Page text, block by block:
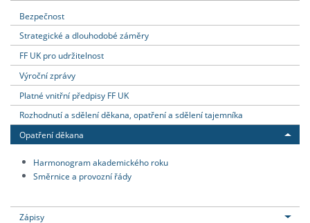
Bezpečnost
Strategické a dlouhodobé záměry
FF UK pro udržitelnost
Výroční zprávy
Platné vnitřní předpisy FF UK
Rozhodnutí a sdělení děkana, opatření a sdělení tajemníka
Opatření děkana
Harmonogram akademického roku
Směrnice a provozní řády
Zápisy